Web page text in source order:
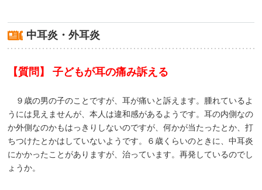
中耳炎・外耳炎
【質問】 子どもが耳の痛み訴える
９歳の男の子のことですが、耳が痛いと訴えます。腫れているよ
うには見えませんが、本人は違和感があるようです。耳の内側なの
か外側なのかもはっきりしないのですが、何かが当たったとか、打
ちつけたとかはしていないようです。６歳くらいのときに、中耳炎
にかかったことがありますが、治っています。再発しているのでし
ょうか。